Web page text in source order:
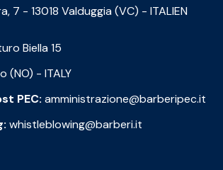
7 - 13018 Valduggia (VC) - ITALIEN
Biella 15
(NO) - ITALY
PEC: amministrazione@barberipec.it
whistleblowing@barberi.it